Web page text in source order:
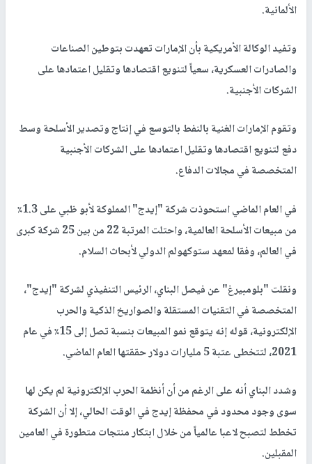
الألمانية.
وتفيد الوكالة الأمريكية بأن الإمارات تعهدت بتوطين الصناعات
والصادرات العسكرية، سعياً لتنويع اقتصادها وتقليل اعتمادها على
الشركات الأجنبية.
وتقوم الإمارات الغنية بالنفط بالتوسع في إنتاج وتصدير الأسلحة وسط
دفع لتنويع اقتصادها وتقليل اعتمادها على الشركات الأجنبية
المتخصصة في مجالات الدفاع.
في العام الماضي استحوذت شركة "إيدج" المملوكة لأبو ظبي على 1.3٪
من مبيعات الأسلحة العالمية، واحتلت المرتبة 22 من بين 25 شركة كبرى
في العالم، وفقا لمعهد ستوكهولم الدولي لأبحاث السلام.
ونقلت "بلومبيرغ" عن فيصل البناي، الرئيس التنفيذي لشركة "إيدج"،
المتخصصة في التقنيات المستقلة والصواريخ الذكية والحرب
الإلكترونية، قوله إنه يتوقع نمو المبيعات بنسبة تصل إلى 15٪ في عام
2021، لتتخطى عتبة 5 مليارات دولار حققتها العام الماضي.
وشدد البناي أنه على الرغم من أن أنظمة الحرب الإلكترونية لم يكن لها
سوى وجود محدود في محفظة إيدج في الوقت الحالي، إلا أن الشركة
تخطط لتصبح لاعبا عالمياً من خلال ابتكار منتجات متطورة في العامين
المقبلين.